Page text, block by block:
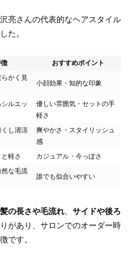
亮さんの代表的なヘアスタイル
た。
おすすめポイント
かく見
小顔効果・知的な印象
ルエッ
優しい雰囲気・セットの手
軽さ
し清涼
爽やかさ・スタイリッシュ
感
軽さ
カジュアル・今っぽさ
な毛流
誰でも似合いやすい
の長さや毛流れ
サイドや後ろ
があり、サロンでのオーダー時
です。